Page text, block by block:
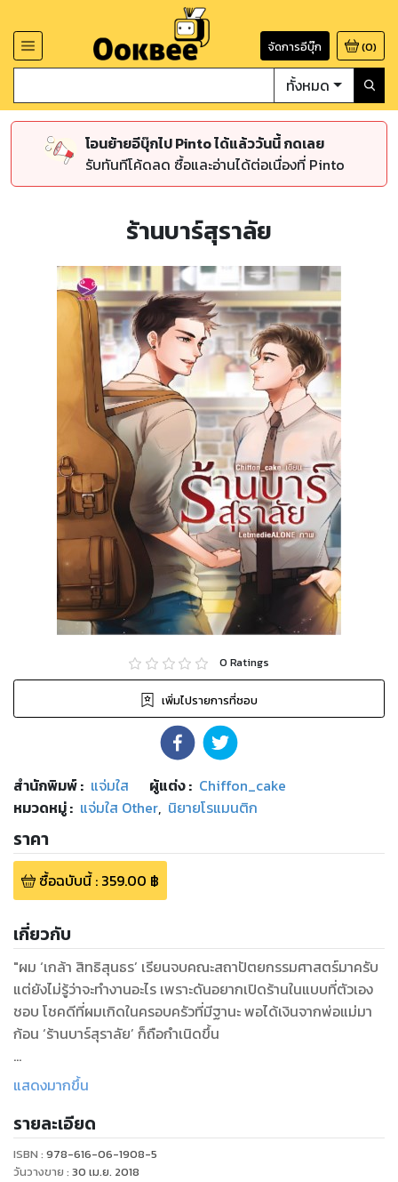
จัดการอีบุ๊ก (0)
ทั้งหมด
โอนย้ายอีบุ๊กไป Pinto ได้แล้ววันนี้ กดเลย
รับทันทีโค้ดลด ซื้อและอ่านได้ต่อเนื่องที่ Pinto
ร้านบาร์สุราลัย
0 Ratings
เพิ่มไปรายการที่ชอบ
สำนักพิมพ์: แจ่มใส ผู้แต่ง : Chiffon_cake
หมวดหมู่: แจ่มใส Other, นิยายโรแมนติก
ราคา
ซื้อฉบับนี้: 359.00 ฿
เกี่ยวกับ
"ผม ‘เกล้า สิทธิสุนธร’ เรียนจบคณะสถาปัตยกรรมศาสตร์มาครับ
แต่ยังไม่รู้ว่าจะทำงานอะไร เพราะดันอยากเปิดร้านในแบบที่ตัวเอง
ชอบ โชคดีที่ผมเกิดในครอบครัวที่มีฐานะ พอได้เงินจากพ่อแม่มา
ก้อน ‘ร้านบาร์สุราลัย’ ก็ถือกำเนิดขึ้น
ผมบริหารจัดการเองหมดทุกอย่าง ทุ่มเทกับมันจนไม่ค่อยมีเวลา
ดนตรีของร้านเกิดทะเลาะกับแฟนครับ ซึ่งถ้าขาดความบันเทิงใน
ส่วนนี้ไปร้านผมคงเงียบเหงาน่าดู
ผมจึงเอาเรื่องกลุ้มใจนี้ไปปรึกษาพนักงานในร้าน แล้วมันก็แนะนำ
แสดงมากขึ้น
รายละเอียด
ISBN : 978-616-06-1908-5
วันวางขาย : 30 เม.ย. 2018